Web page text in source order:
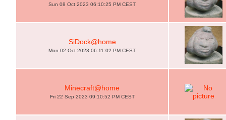
Sun 08 Oct 2023 06:10:25 PM CEST
SiDock@home
Mon 02 Oct 2023 06:11:02 PM CEST
Minecraft@home
Fri 22 Sep 2023 09:10:52 PM CEST